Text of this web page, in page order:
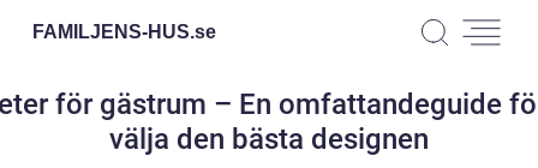
FAMILJENS-HUS.se
för gästrum – En omfattandeguide
välja den bästa designen